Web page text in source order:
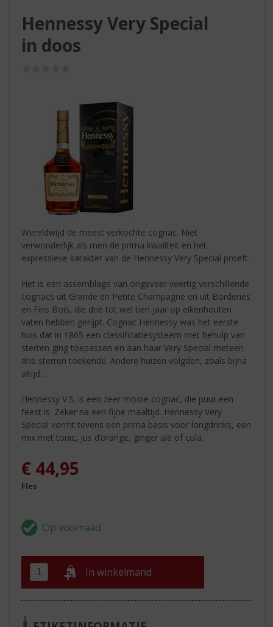
Hennessy Very Special
in doos
Wereldwijd de meest verkochte cognac. Niet
verwonderlijk als men de prima kwaliteit en het
expressieve karakter van de Hennessy Very Special proeft.
Het is een assemblage van ongeveer veertig verschillende
cognacs uit Grande en Petite Champagne en uit Borderies
en Fins Bois, die drie tot wel tien jaar op eikenhouten
vaten hebben gerijpt. Cognac Hennessy was het eerste
huis dat in 1865 een classificatiesysteem met behulp van
sterren ging toepassen en aan haar Very Special meteen
drie sterren toekende. Andere huizen volgden, zoals bijna
altijd…
Hennessy V.S. is een zeer mooie cognac, die puur een
feest is. Zeker na een fijne maaltijd. Hennessy Very
Special vormt tevens een prima basis voor longdrinks, een
mix met tonic, jus d’orange, ginger ale of cola.
€ 44,95
Fles
In winkelmand